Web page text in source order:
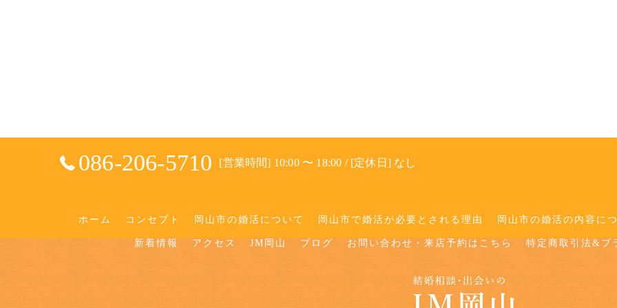
086-206-5710 [営業時間] 10:00 〜 18:00 / [定休日] なし
ホーム コンセプト 岡山市の婚活について 岡山市で婚活が必要とされる理由 岡山市の婚活の内容に
新着情報 アクセス JM岡山 ブログ お問い合わせ・来店予約はこちら 特定商取引法&プ